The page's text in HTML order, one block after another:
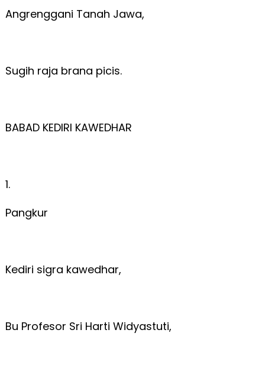
Angrenggani Tanah Jawa,
Sugih raja brana picis.
BABAD KEDIRI KAWEDHAR
1.
Pangkur
Kediri sigra kawedhar,
Bu Profesor Sri Harti Widyastuti,